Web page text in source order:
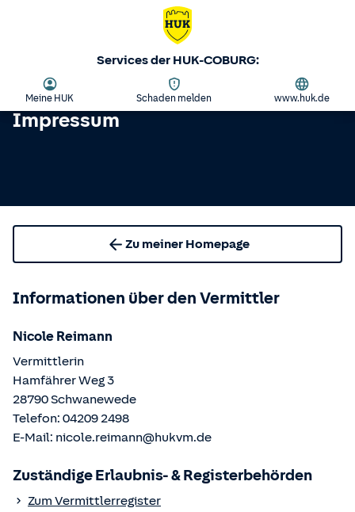
Services der HUK-COBURG:
Meine HUK Schaden melden www.huk.de
Impressum
Zu meiner Homepage
Informationen über den Vermittler
Nicole Reimann
Vermittlerin
Hamfährer Weg 3
28790Schwanewede
Telefon: 04209 2498
E-Mail: nicole.reimann@hukvm.de
Zuständige Erlaubnis- & Registerbehörden
Zum Vermittlerregister